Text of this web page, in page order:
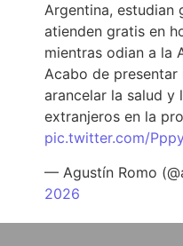
Argentina, estudian
atienden gratis en
mientras odian a la
Acabo de
arancelar la salud y
extranjeros en la
pic.twitter.com/
— Agustín Romo
2026